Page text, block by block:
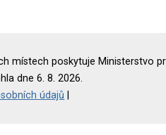
místech poskytuje Ministerstvo
dne 6. 8. 2026.
údajů